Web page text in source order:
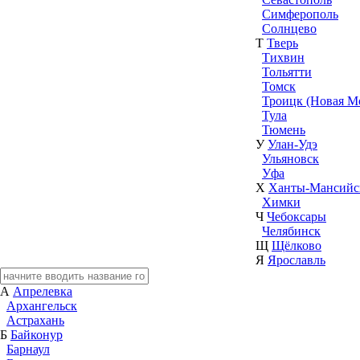
Симферополь
Солнцево
Т Тверь
Тихвин
Тольятти
Томск
Троицк (Новая
Тула
Тюмень
У Улан-Удэ
Ульяновск
Уфа
Х Ханты-
Химки
Ч Чебоксары
Челябинск
Щ Щёлково
Я Ярославль
А Апрелевка
Архангельск
Астрахань
Б Байконур
Барнаул